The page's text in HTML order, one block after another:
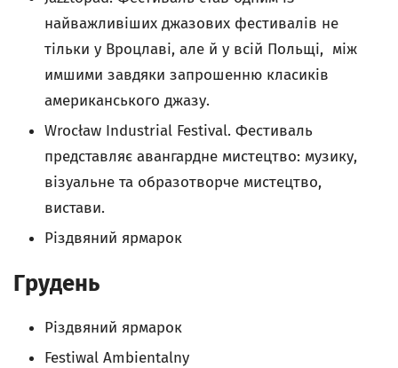
найважливіших джазових фестивалів не
тільки у Вроцлаві, але й у всій Польщі, мiж
имшими завдяки запрошенню класиків
американського джазу.
Wrocław Industrial Festival. Фестиваль
представляє авангардне мистецтво: музику,
візуальне та образотворче мистецтво,
вистави.
Різдвяний ярмарок
Грудень
Різдвяний ярмарок
Festiwal Ambientalny